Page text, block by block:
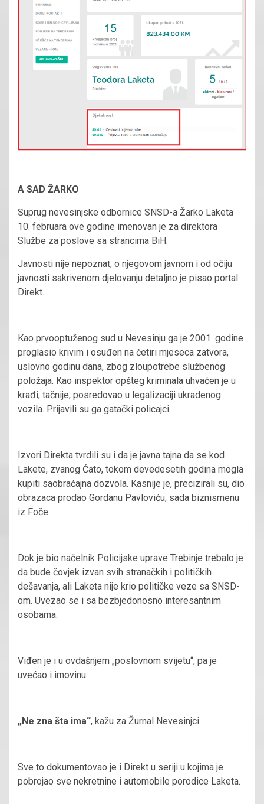
A SAD ŽARKO
Suprug nevesinjske odbornice SNSD-a Žarko Laketa
10. februara ove godine imenovan je za direktora
Službe za poslove sa strancima BiH.
Javnosti nije nepoznat, o njegovom javnom i od očiju
javnosti sakrivenom djelovanju detaljno je pisao portal
Direkt.
Kao prvooptuženog sud u Nevesinju ga je 2001. godine
proglasio krivim i osuđen na četiri mjeseca zatvora,
uslovno godinu dana, zbog zloupotrebe službenog
položaja. Kao inspektor opšteg kriminala uhvaćen je u
krađi, tačnije, posredovao u legalizaciji ukradenog
vozila. Prijavili su ga gatački policajci.
Izvori Direkta tvrdili su i da je javna tajna da se kod
Lakete, zvanog Ćato, tokom devedesetih godina mogla
kupiti saobraćajna dozvola. Kasnije je, precizirali su, dio
obrazaca prodao Gordanu Pavloviću, sada biznismenu
iz Foče.
Dok je bio načelnik Policijske uprave Trebinje trebalo je
da bude čovjek izvan svih stranačkih i političkih
dešavanja, ali Laketa nije krio političke veze sa SNSD-
om. Uvezao se i sa bezbjedonosno interesantnim
osobama.
Viđen je i u ovdašnjem „poslovnom svijetu“, pa je
uvećao i imovinu.
„Ne zna šta ima“, kažu za Žurnal Nevesinjci.
Sve to dokumentovao je i Direkt u seriji u kojima je
pobrojao sve nekretnine i automobile porodice Laketa.